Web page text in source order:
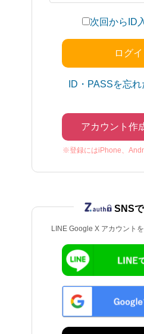
次回からID
ID・PASSを忘
アカウント作
※登録にはiPhone、
LINE Google X アカウント
SNS